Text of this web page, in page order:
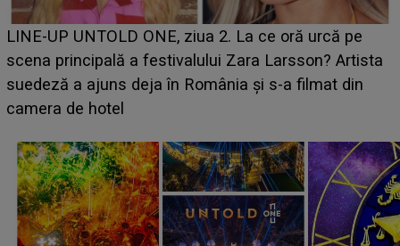
Ce a dezvăluit noua concurentă din "Casa Iubirii" l-a
luat prin surprindere pe Emanuel. CINE ESTE
BĂIATUL VIZAT de Alexandra?! Aflându-se în fața
faptului împlinit, A RECUNOSCUT IMEDIAT: "Am